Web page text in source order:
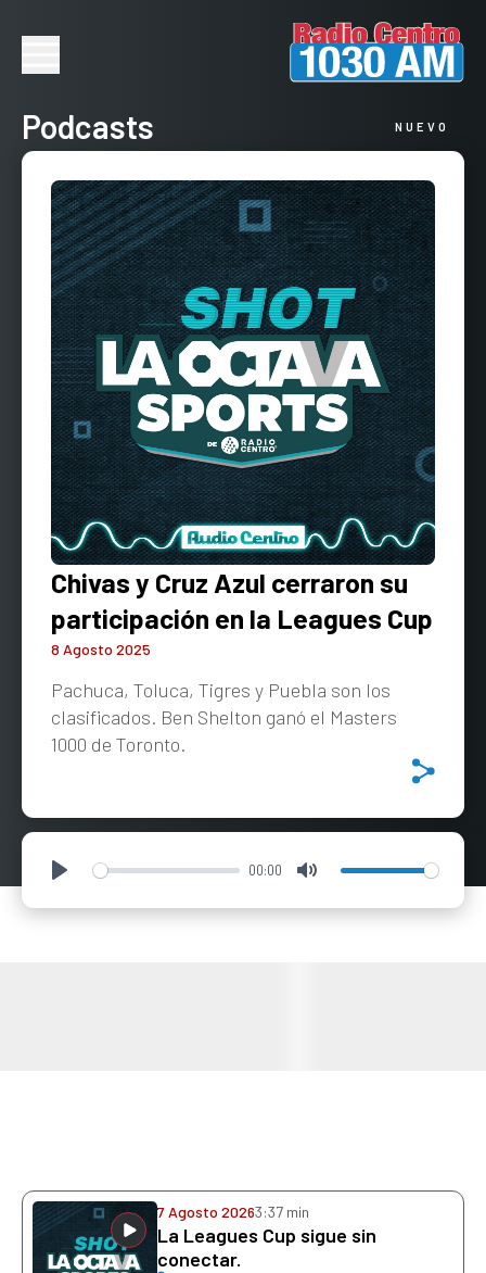
Podcasts NUEVO
Chivas y Cruz Azul cerraron su
participación en la Leagues Cup
8 Agosto 2025
Pachuca, Toluca, Tigres y Puebla son los
clasificados. Ben Shelton ganó el Masters
1000 de Toronto.
Play 00:00 Mute
7 Agosto 20263:37 min
La Leagues Cup sigue sin
conectar.